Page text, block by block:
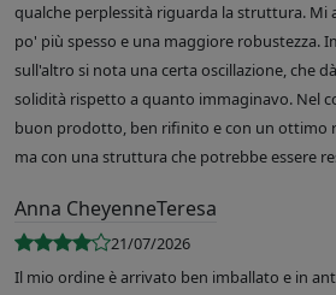
qualche perplessità riguarda la struttura. Mi
po' più spesso e una maggiore robustezza.
sull'altro si nota una certa oscillazione, che
solidità rispetto a quanto immaginavo. Nel
buon prodotto, ben rifinito e con un ottimo
ma con una struttura che potrebbe essere
Anna CheyenneTeresa
21/07/2026
Il mio ordine è arrivato ben imballato e in